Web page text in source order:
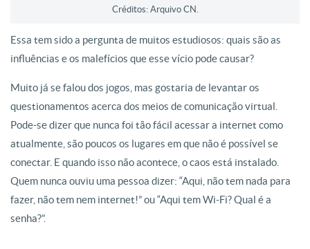
Créditos: Arquivo CN.
Essa tem sido a pergunta de muitos estudiosos: quais são as
influências e os malefícios que esse vício pode causar?
Muito já se falou dos jogos, mas gostaria de levantar os
questionamentos acerca dos meios de comunicação virtual.
Pode-se dizer que nunca foi tão fácil acessar a internet como
atualmente, são poucos os lugares em que não é possível se
conectar. E quando isso não acontece, o caos está instalado.
Quem nunca ouviu uma pessoa dizer: “Aqui, não tem nada para
fazer, não tem nem internet!” ou “Aqui tem Wi-Fi? Qual é a
senha?”.